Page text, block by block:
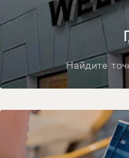
Найдите